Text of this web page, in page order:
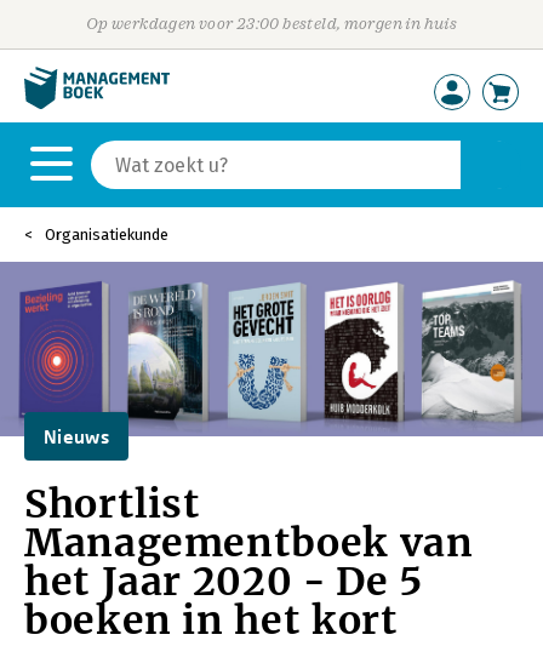
Op werkdagen voor 23:00 besteld, morgen in huis
Organisatiekunde
Nieuws
Shortlist
Managementboek van
het Jaar 2020 - De 5
boeken in het kort